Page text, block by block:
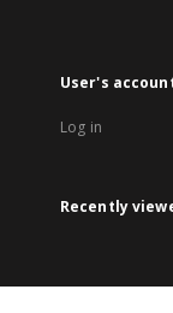
User's
Log in
Recently